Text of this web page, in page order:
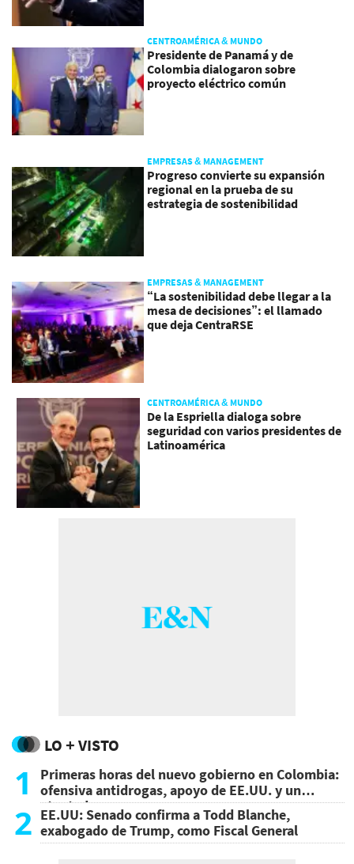
CENTROAMÉRICA & MUNDO
Presidente de Panamá y de
Colombia dialogaron sobre
proyecto eléctrico común
EMPRESAS & MANAGEMENT
Progreso convierte su expansión
regional en la prueba de su
estrategia de sostenibilidad
EMPRESAS & MANAGEMENT
“La sostenibilidad debe llegar a la
mesa de decisiones”: el llamado
que deja CentraRSE
CENTROAMÉRICA & MUNDO
De la Espriella dialoga sobre
seguridad con varios presidentes de
Latinoamérica
LO + VISTO
1
Primeras horas del nuevo gobierno en Colombia:
ofensiva antidrogas, apoyo de EE.UU. y un
atentado
2 EE.UU: Senado confirma a Todd Blanche,
exabogado de Trump, como Fiscal General